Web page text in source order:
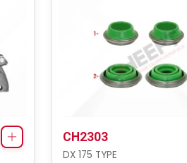
CH2303
DX 175 TYPE